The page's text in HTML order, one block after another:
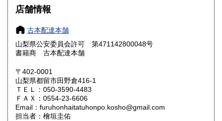
大阪府
奈良県
鳥取県 800円 島根県
岡山県
山口県 800円
香川県 800円 愛媛県
店舗情報
古本配達本舗
山梨県公安委員会許可 第471142800048号
書籍商 古本配達本舗
〒402-0001
山梨県都留市田野倉416-1
ＴＥＬ：050-3590-4483
ＦＡＸ：0554-23-6606
Email：furuhonhaitatuhonpo.kosho@gmail.com
担当者：檜垣圭佑